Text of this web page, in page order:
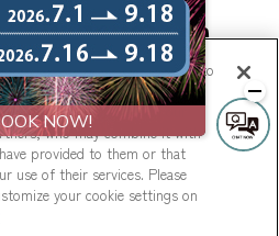
Management CO., LTD.
experience on our website, to
and to analyze our traffic. We
use of our website with our
who may combine it with
provided to them or that
use of their services. Please
your cookie settings on